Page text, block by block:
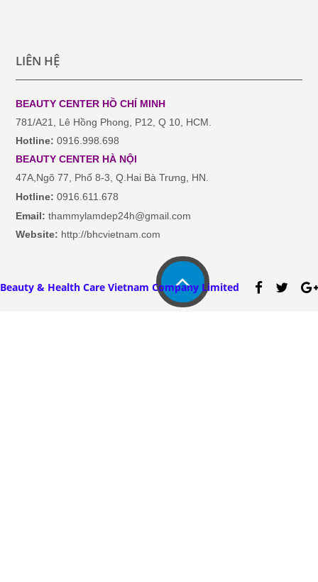
LIÊN HỆ
BEAUTY CENTER HỒ CHÍ MINH
781/A21, Lê Hồng Phong, P12, Q 10, HCM.
Hotline: 0916.998.698
BEAUTY CENTER HÀ NỘI
47A,Ngõ 77, Phố 8-3, Q.Hai Bà Trưng, HN.
Hotline: 0916.611.678
Email:thammylamdep24h@gmail.com
Website: http://bhcvietnam.com
Beauty & Health Care Vietnam Company Limited